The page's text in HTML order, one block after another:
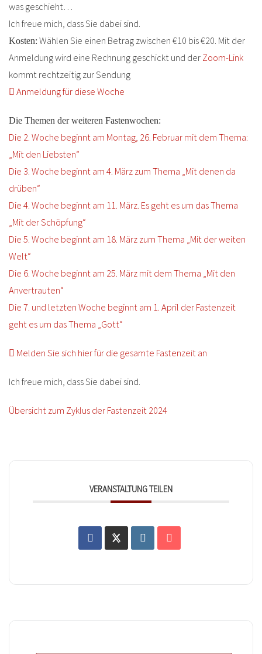
was geschieht…
Ich freue mich, dass Sie dabei sind.
Kosten: Wählen Sie einen Betrag zwischen €10 bis €20. Mit der
Anmeldung wird eine Rechnung geschickt und der Zoom-Link
kommt rechtzeitig zur Sendung
Anmeldung für diese Woche
Die Themen der weiteren Fastenwochen:
Die 2. Woche beginnt am Montag, 26. Februar mit dem Thema:
„Mit den Liebsten“
Die 3. Woche beginnt am 4. März zum Thema „Mit denen da
drüben“
Die 4. Woche beginnt am 11. März. Es geht es um das Thema
„Mit der Schöpfung“
Die 5. Woche beginnt am 18. März zum Thema „Mit der weiten
Welt“
Die 6. Woche beginnt am 25. März mit dem Thema „Mit den
Anvertrauten“
Die 7. und letzten Woche beginnt am 1. April der Fastenzeit
geht es um das Thema „Gott“
Melden Sie sich hier für die gesamte Fastenzeit an
Ich freue mich, dass Sie dabei sind.
Übersicht zum Zyklus der Fastenzeit 2024
VERANSTALTUNG TEILEN